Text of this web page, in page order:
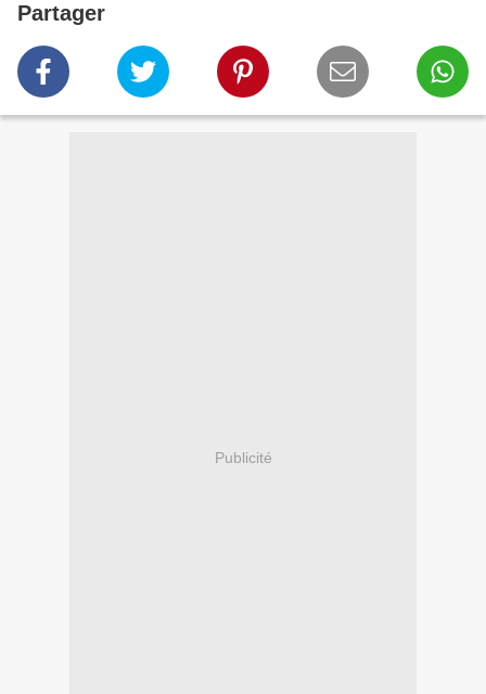
Partager
Publicité